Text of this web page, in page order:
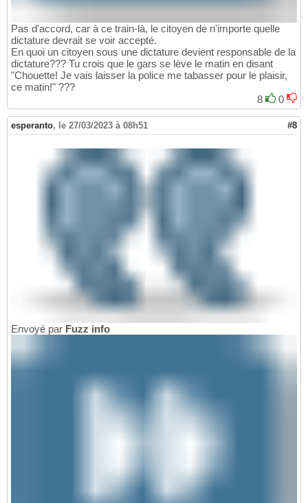
Pas d'accord, car à ce train-là, le citoyen de n'importe quelle
dictature devrait se voir accepté.
En quoi un citoyen sous une dictature devient responsable de la
dictature??? Tu crois que le gars se lève le matin en disant
"Chouette! Je vais laisser la police me tabasser pour le plaisir,
ce matin!" ???
8
0
esperanto, le 27/03/2023 à 08h51 #8
Envoyé par Fuzz info